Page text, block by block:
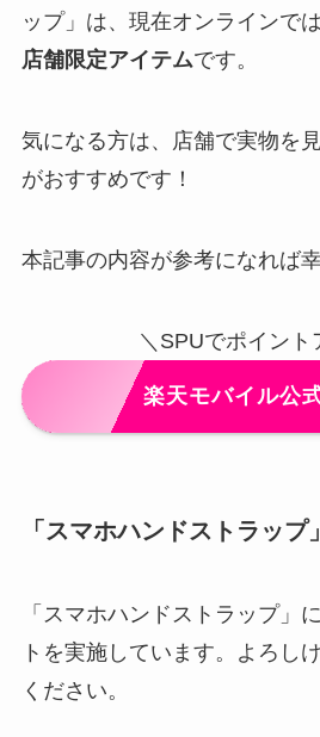
ップ」は、現在オンラインで
店舗限定アイテムです。
気になる方は、店舗で実物を
がおすすめです！
本記事の内容が参考になれば幸
＼SPUでポイント
楽天モバイル公
「スマホハンドストラップ
「スマホハンドストラップ」
トを実施しています。よろし
ください。